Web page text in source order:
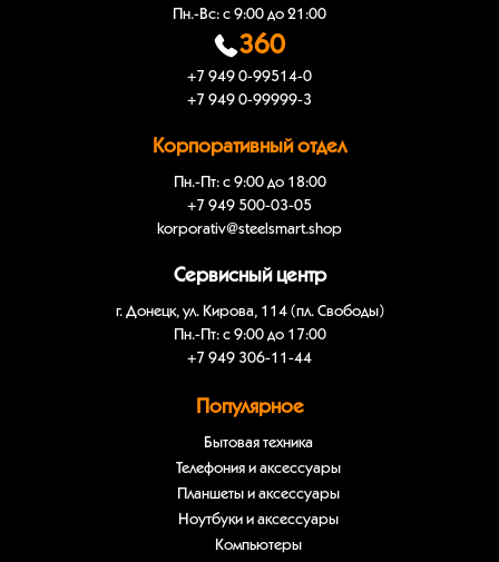
Пн.-Вс: с 9:00 до 21:00
360
+7 949 0-99514-0
+7 949 0-99999-3
Корпоративный отдел
Пн.-Пт: с 9:00 до 18:00
+7 949 500-03-05
korporativ@steelsmart.shop
Сервисный центр
г. Донецк, ул. Кирова, 114 (пл. Свободы)
Пн.-Пт: с 9:00 до 17:00
+7 949 306-11-44
Популярное
Бытовая техника
Телефония и аксессуары
Планшеты и аксессуары
Ноутбуки и аксессуары
Компьютеры